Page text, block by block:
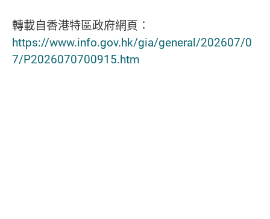
轉載自香港特區政府網頁∶
https://www.info.gov.hk/gia/general/202607/0
7/P2026070700915.htm